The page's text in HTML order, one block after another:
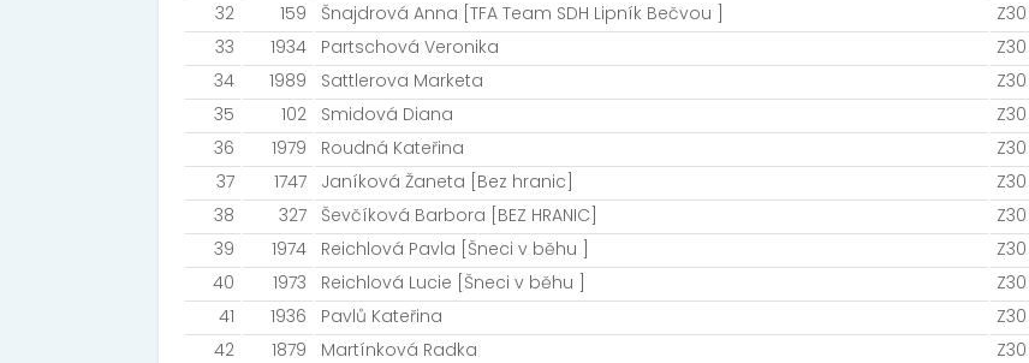
32
159 Šnajdrová Anna [TFA Team SDH Lipník Bečvou ] Z30
33
1934 Partschová Veronika Z30
34
1989 Sattlerova Marketa Z30
35
102 Smidová Diana Z30
36
1979 Roudná Kateřina Z30
37
1747 Janíková Žaneta [Bez hranic] Z30
38
327 Ševčíková Barbora [BEZ HRANIC] Z30
39
1974 Reichlová Pavla [Šneci v běhu ] Z30
40
1973 Reichlová Lucie [Šneci v běhu ] Z30
41
1936 Pavlů Kateřina Z30
42
1879 Martínková Radka Z30